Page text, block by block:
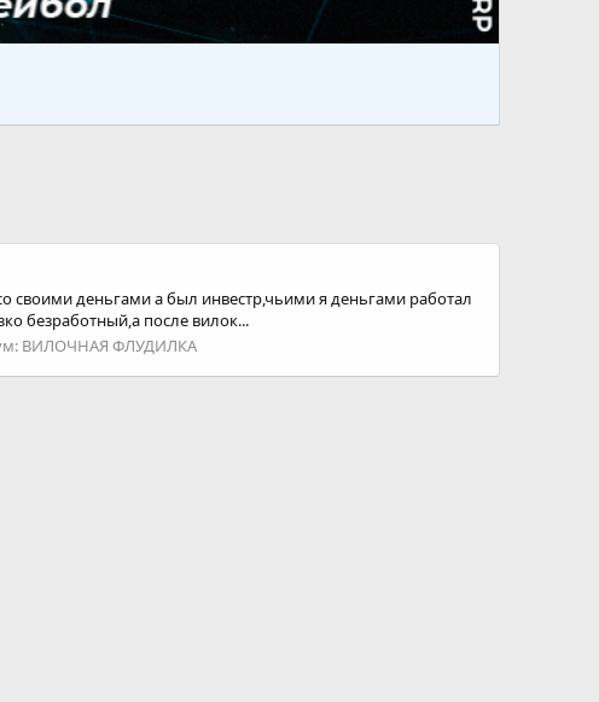
своими деньгами а был инвестр,чьими я деньгами работал
безработный,а после вилок...
ВИЛОЧНАЯ ФЛУДИЛКА